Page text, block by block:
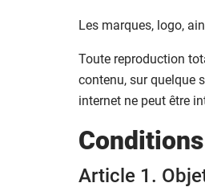
Les marques, logo,
Toute reproduction
contenu, sur quelque
internet ne peut être
Article 1.